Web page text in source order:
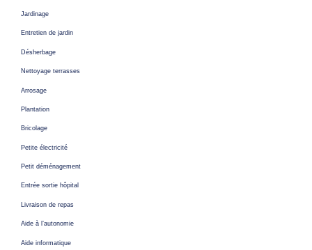
Jardinage
Entretien de jardin
Désherbage
Nettoyage terrasses
Arrosage
Plantation
Bricolage
Petite électricité
Petit déménagement
Entrée sortie hôpital
Livraison de repas
Aide à l’autonomie
Aide informatique